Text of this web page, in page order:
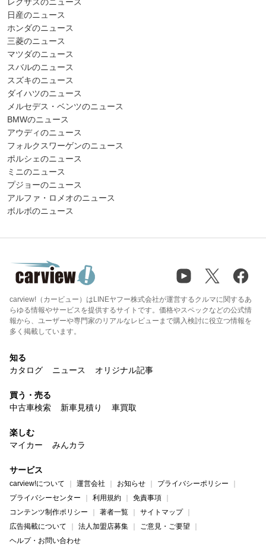
日産のニュース
ホンダのニュース
三菱のニュース
マツダのニュース
スバルのニュース
スズキのニュース
ダイハツのニュース
メルセデス・ベンツのニュース
BMWのニュース
アウディのニュース
フォルクスワーゲンのニュース
ポルシェのニュース
ミニのニュース
プジョーのニュース
アルファ・ロメオのニュース
ボルボのニュース
carview!（カービュー）はLINEヤフー株式会社が運営するクルマに関するあ
らゆる情報やサービスを提供するサイトです。価格やスペックなどの公式情
報から、ユーザーや専門家のリアルなレビューまで購入検討に役立つ情報を
多く掲載しています。
知る
カタログ
ニュース オリジナル記事
買う・売る
中古車検索
新車見積り 車買取
楽しむ
マイカー
みんカラ
サービス
carview!について 運営会社 お知らせ
プライバシーポリシー
プライバシーセンター
利用規約
免責事項
コンテンツ制作ポリシー
著者一覧
サイトマップ
広告掲載について
法人加盟店募集
ご意見・ご要望
ヘルプ・お問い合わせ